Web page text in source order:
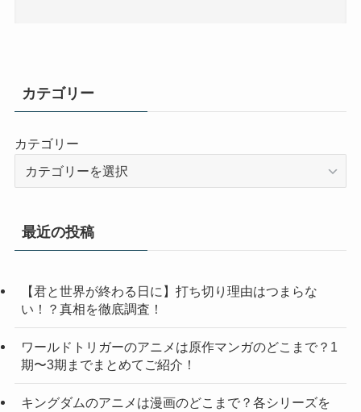
カテゴリー
カテゴリー
最近の投稿
【君と世界が終わる日に】打ち切り理由はつまらな
い！？真相を徹底調査！
ワールドトリガーのアニメは原作マンガのどこまで？1
期〜3期までまとめてご紹介！
キングダムのアニメは漫画のどこまで？各シリーズを